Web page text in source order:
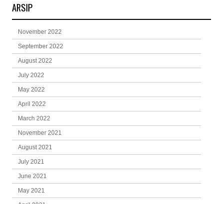
ARSIP
November 2022
September 2022
August 2022
July 2022
May 2022
April 2022
March 2022
November 2021
August 2021
July 2021
June 2021
May 2021